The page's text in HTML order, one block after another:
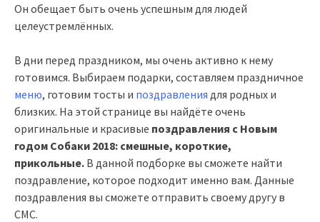
Он обещает быть очень успешным для людей
целеустремлённых.
В дни перед праздником, мы очень активно к нему
готовимся. Выбираем подарки, составляем праздничное
меню, готовим тосты и поздравления для родных и
близких. На этой странице вы найдёте очень
оригинальные и красивые поздравления с Новым
годом Собаки 2018: смешные, короткие,
прикольные. В данной подборке вы сможете найти
поздравление, которое подходит именно вам. Данные
поздравления вы сможете отправить своему другу в
СМС.